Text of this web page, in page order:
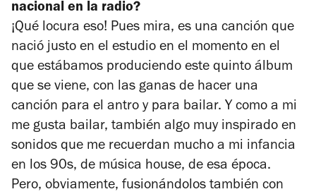
nacional en la radio?
¡Qué locura eso! Pues mira, es una canción que
nació justo en el estudio en el momento en el
que estábamos produciendo este quinto álbum
que se viene, con las ganas de hacer una
canción para el antro y para bailar. Y como a mi
me gusta bailar, también algo muy inspirado en
sonidos que me recuerdan mucho a mi infancia
en los 90s, de música house, de esa época.
Pero, obviamente, fusionándolos también con